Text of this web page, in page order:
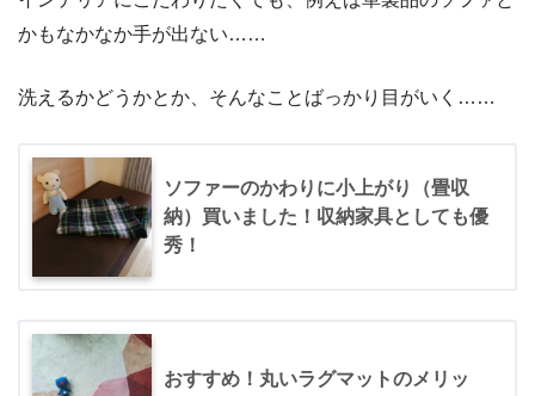
かもなかなか手が出ない……
洗えるかどうかとか、そんなことばっかり目がいく……
ソファーのかわりに小上がり（畳収
納）買いました！収納家具としても優
秀！
おすすめ！丸いラグマットのメリッ